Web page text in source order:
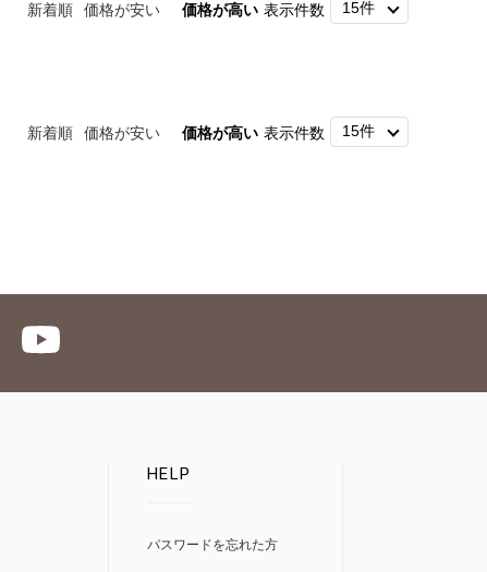
新着順 価格が安い 価格が高い 表示件数
新着順 価格が安い 価格が高い 表示件数
HELP
パスワードを忘れた方